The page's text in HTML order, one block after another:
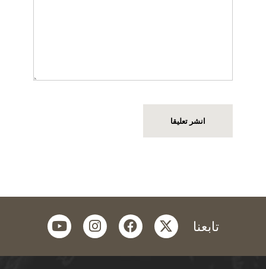
تابعنا twitter
facebook
instagram
youtube